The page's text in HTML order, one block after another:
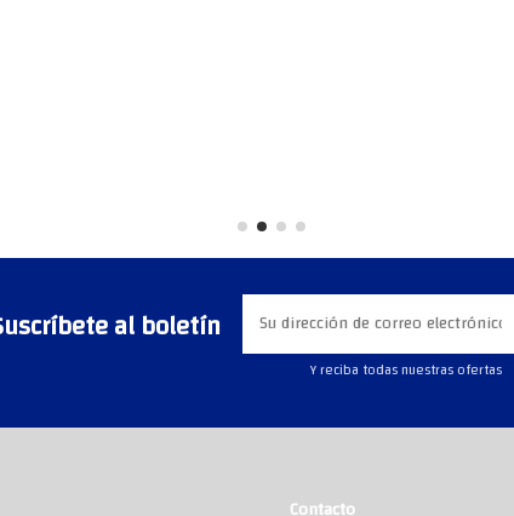
al boletín
Y reciba todas nuestras ofertas